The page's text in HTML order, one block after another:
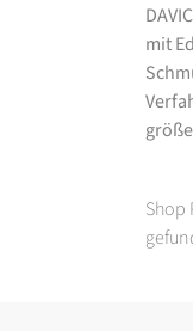
mit
Shop